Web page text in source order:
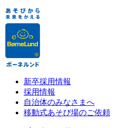
新卒採用情報
採用情報
自治体のみなさまへ
移動式あそび場のご依頼